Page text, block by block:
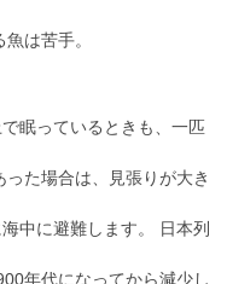
は苦手。
眠っているときも、一匹
た場合は、見張りが大き
中に避難します。 日本列
年代になってから減少し